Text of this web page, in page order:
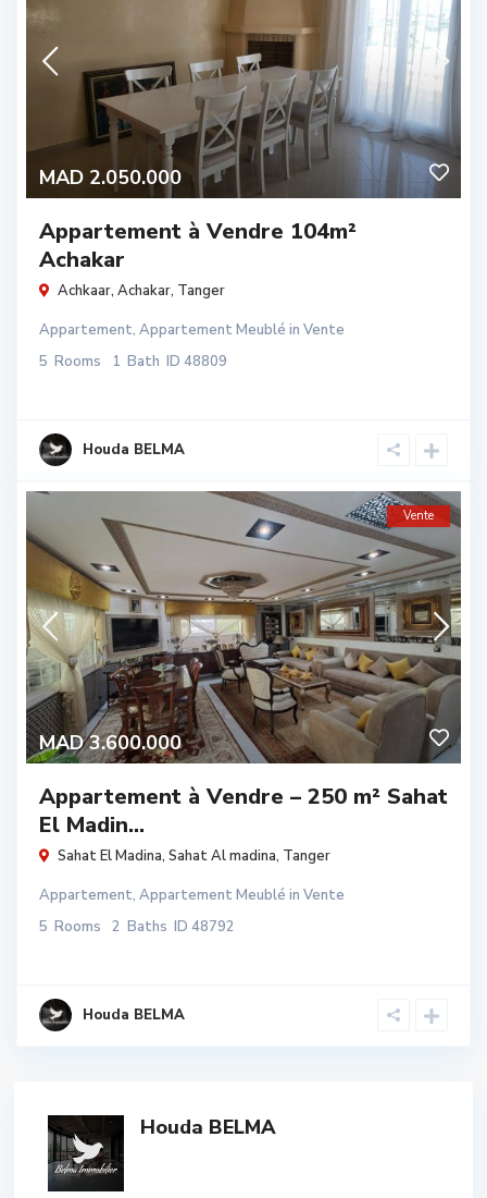
MAD 2.050.000
Appartement à Vendre 104m²
Achakar
Achkaar, Achakar, Tanger
Appartement, Appartement Meublé in Vente
5 Rooms 1 Bath ID 48809
Houda BELMA
MAD 3.600.000
Vente
Appartement à Vendre – 250 m² Sahat
El Madin...
Sahat El Madina, Sahat Al madina, Tanger
Appartement, Appartement Meublé in Vente
5 Rooms 2 Baths ID 48792
Houda BELMA
Houda BELMA